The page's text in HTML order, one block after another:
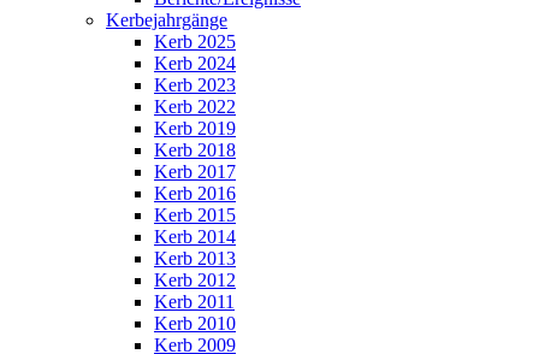
Kerbejahrgänge
Kerb 2025
Kerb 2024
Kerb 2023
Kerb 2022
Kerb 2019
Kerb 2018
Kerb 2017
Kerb 2016
Kerb 2015
Kerb 2014
Kerb 2013
Kerb 2012
Kerb 2011
Kerb 2010
Kerb 2009